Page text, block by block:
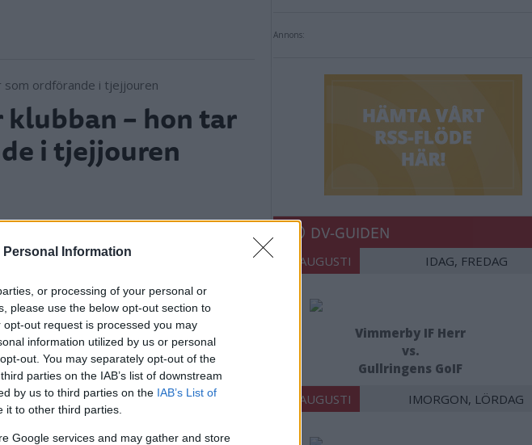
Personal Information
or processing of your personal or
please use the below opt-out section to
out request is processed you may
information utilized by us or personal
out. You may separately opt-out of the
parties on the IAB’s list of downstream
by us to third parties on the IAB’s List of
it to other third parties.
Google services and may gather and store
– hon tar
i tjejjouren
kliver in –
utökas
Annons:
DV-GUIDEN
07 AUGUSTI IDAG, FREDAG
Vimmerby IF Herr
vs.
Gullringens GoIF
08 AUGUSTI IMORGON, LÖRDAG